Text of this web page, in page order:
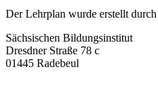
Der Lehrplan wurde erstellt
Sächsischen Bildungsinstitut
Dresdner Straße 78 c
01445 Radebeul